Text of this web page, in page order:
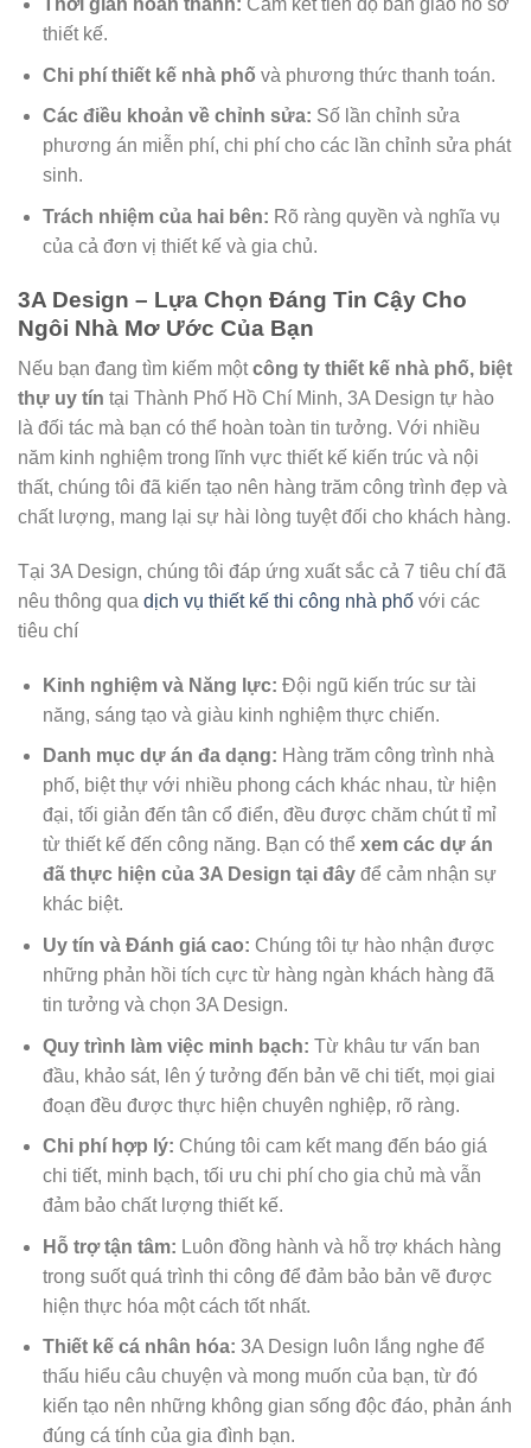
Thời gian hoàn thành: Cam kết tiến độ bàn giao hồ sơ
thiết kế.
Chi phí thiết kế nhà phố và phương thức thanh toán.
Các điều khoản về chỉnh sửa: Số lần chỉnh sửa
phương án miễn phí, chi phí cho các lần chỉnh sửa phát
sinh.
Trách nhiệm của hai bên: Rõ ràng quyền và nghĩa vụ
của cả đơn vị thiết kế và gia chủ.
3A Design – Lựa Chọn Đáng Tin Cậy Cho
Ngôi Nhà Mơ Ước Của Bạn
Nếu bạn đang tìm kiếm mộtcông ty thiết kế nhà phố, biệt
thự uy tín tại Thành Phố Hồ Chí Minh, 3A Design tự hào
là đối tác mà bạn có thể hoàn toàn tin tưởng. Với nhiều
năm kinh nghiệm trong lĩnh vực thiết kế kiến trúc và nội
thất, chúng tôi đã kiến tạo nên hàng trăm công trình đẹp và
chất lượng, mang lại sự hài lòng tuyệt đối cho khách hàng.
Tại 3A Design, chúng tôi đáp ứng xuất sắc cả 7 tiêu chí đã
nêu thông qua dịch vụ thiết kế thi công nhà phố với các
tiêu chí
Kinh nghiệm và Năng lực: Đội ngũ kiến trúc sư tài
năng, sáng tạo và giàu kinh nghiệm thực chiến.
Danh mục dự án đa dạng: Hàng trăm công trình nhà
phố, biệt thự với nhiều phong cách khác nhau, từ hiện
đại, tối giản đến tân cổ điển, đều được chăm chút tỉ mỉ
từ thiết kế đến công năng. Bạn có thể xem các dự án
đã thực hiện của 3A Design tại đâyđể cảm nhận sự
khác biệt.
Uy tín và Đánh giá cao: Chúng tôi tự hào nhận được
những phản hồi tích cực từ hàng ngàn khách hàng đã
tin tưởng và chọn 3A Design.
Quy trình làm việc minh bạch: Từ khâu tư vấn ban
đầu, khảo sát, lên ý tưởng đến bản vẽ chi tiết, mọi giai
đoạn đều được thực hiện chuyên nghiệp, rõ ràng.
Chi phí hợp lý: Chúng tôi cam kết mang đến báo giá
chi tiết, minh bạch, tối ưu chi phí cho gia chủ mà vẫn
đảm bảo chất lượng thiết kế.
Hỗ trợ tận tâm: Luôn đồng hành và hỗ trợ khách hàng
trong suốt quá trình thi công để đảm bảo bản vẽ được
hiện thực hóa một cách tốt nhất.
Thiết kế cá nhân hóa: 3A Design luôn lắng nghe để
thấu hiểu câu chuyện và mong muốn của bạn, từ đó
kiến tạo nên những không gian sống độc đáo, phản ánh
đúng cá tính của gia đình bạn.